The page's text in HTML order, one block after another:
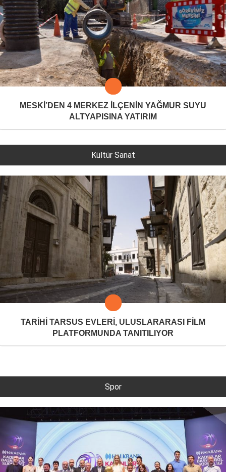
MESKİ’DEN 4 MERKEZ İLÇENİN YAĞMUR SUYU
ALTYAPISINA YATIRIM
Kültür Sanat
TARİHİ TARSUS EVLERİ, ULUSLARARASI FİLM
PLATFORMUNDA TANITILIYOR
Spor